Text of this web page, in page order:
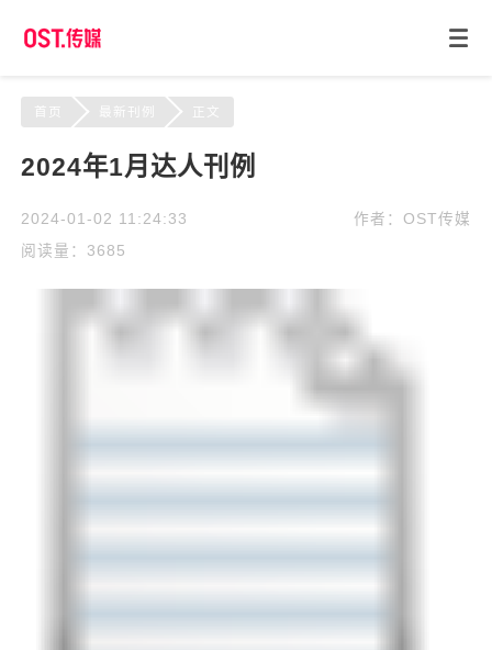
首页 最新刊例 正文
2024年1月达人刊例
2024-01-02 11:24:33
阅读量：3685
作者：OST传媒